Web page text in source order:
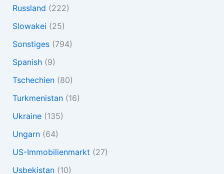
Russland (222)
Slowakei (25)
Sonstiges(794)
Spanish(9)
Tschechien(80)
Turkmenistan(16)
Ukraine(135)
Ungarn(64)
US-Immobilienmarkt (27)
Usbekistan(10)